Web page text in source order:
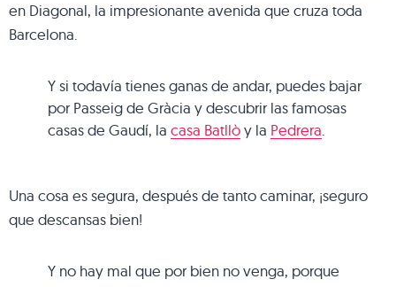
en Diagonal, la impresionante avenida que cruza toda
Barcelona.
Y si todavía tienes ganas de andar, puedes bajar
por Passeig de Gràcia y descubrir las famosas
casas de Gaudí, lacasa Batllòy la Pedrera
Una cosa es segura, después de tanto caminar, ¡seguro
que descansas bien!
Y no hay mal que por bien no venga, porque